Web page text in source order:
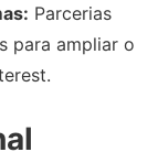
Parcerias
para ampliar o